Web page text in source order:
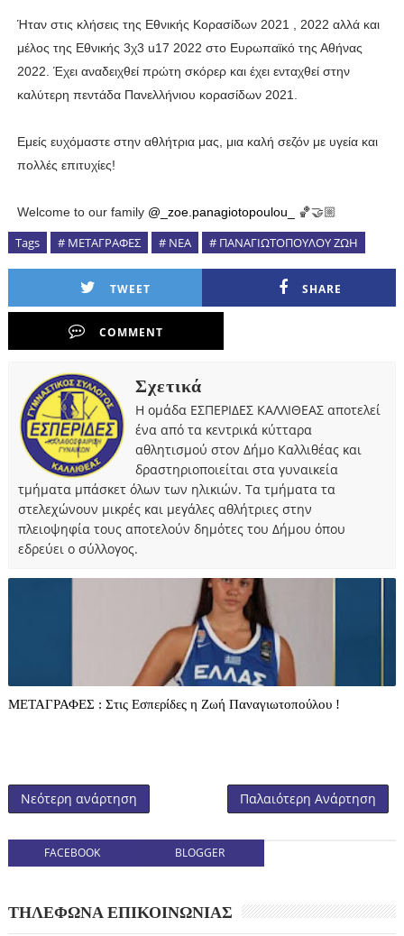
Ήταν στις κλήσεις της Εθνικής Κορασίδων 2021 , 2022 αλλά και
μέλος της Εθνικής 3χ3 u17 2022 στο Ευρωπαϊκό της Αθήνας
2022. Έχει αναδειχθεί πρώτη σκόρερ και έχει ενταχθεί στην
καλύτερη πεντάδα Πανελλήνιου κορασίδων 2021.
Εμείς ευχόμαστε στην αθλήτρια μας, μια καλή σεζόν με υγεία και
πολλές επιτυχίες!
Welcome to our family @_zoe.panagiotopoulou_ 🏀🤝🏼
Tags # ΜΕΤΑΓΡΑΦΕΣ # ΝΕΑ # ΠΑΝΑΓΙΩΤΟΠΟΥΛΟΥ ΖΩΗ
TWEET SHARE
COMMENT
Σχετικά
Η ομάδα ΕΣΠΕΡΙΔΕΣ ΚΑΛΛΙΘΕΑΣ αποτελεί
ένα από τα κεντρικά κύτταρα
αθλητισμού στον Δήμο Καλλιθέας και
δραστηριοποιείται στα γυναικεία
τμήματα μπάσκετ όλων των ηλικιών. Τα τμήματα τα
στελεχώνουν μικρές και μεγάλες αθλήτριες στην
πλειοψηφία τους αποτελούν δημότες του Δήμου όπου
εδρεύει ο σύλλογος.
ΜΕΤΑΓΡΑΦΕΣ : Στις Εσπερίδες η Ζωή Παναγιωτοπούλου !
Νεότερη ανάρτηση Παλαιότερη Ανάρτηση
FACEBOOK BLOGGER
ΤΗΛΕΦΩΝΑ ΕΠΙΚΟΙΝΩΝΙΑΣ